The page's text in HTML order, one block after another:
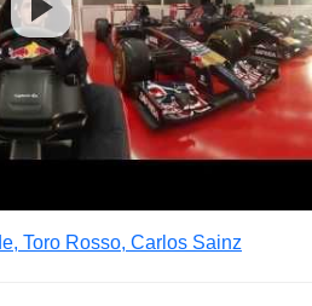
Toro Rosso, Carlos Sainz